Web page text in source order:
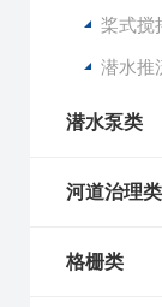
桨式搅
潜水推
潜水泵类
河道治理类
格栅类